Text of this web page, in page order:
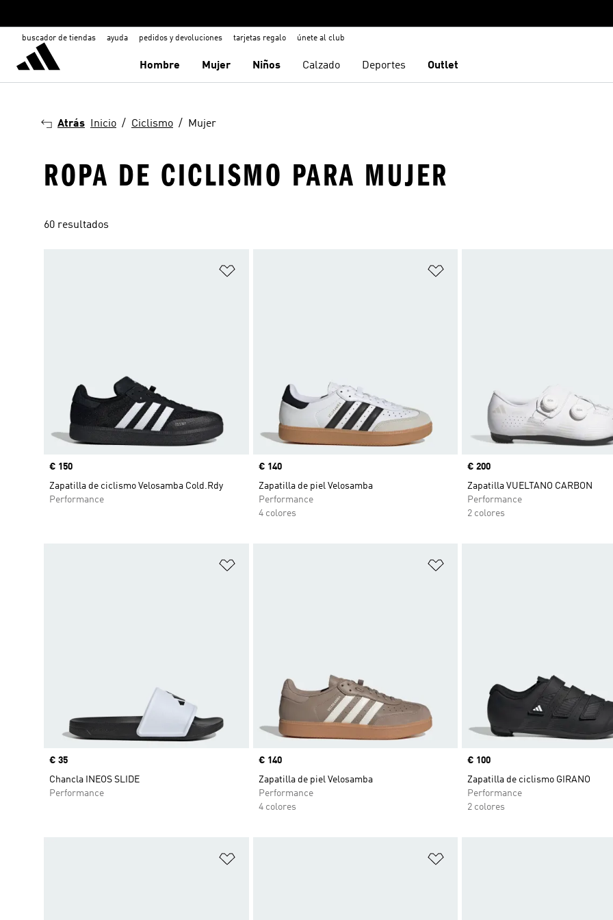
buscador de tiendas ayuda pedidos y devoluciones tarjetas regalo únete al club
Hombre Mujer Niños Calzado Deportes Outlet
Atrás Inicio Ciclismo Mujer
ROPA DE CICLISMO PARA MUJER
60 resultados
Precio
€ 150
Zapatilla de ciclismo Velosamba Cold.Rdy
Performance
Precio
€ 140
Zapatilla de piel Velosamba
Performance
4 colores
Precio
€ 200
Zapatilla VUELTANO CARBON
Performance
2 colores
Precio
€ 35
Chancla INEOS SLIDE
Performance
Precio
€ 140
Zapatilla de piel Velosamba
Performance
4 colores
Precio
€ 100
Zapatilla de ciclismo GIRANO
Performance
2 colores